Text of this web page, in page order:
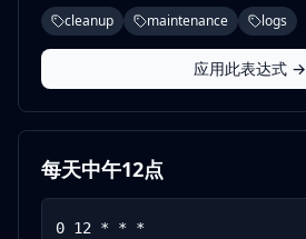
cleanup maintenance logs
应用此表达式 →
每天中午12点
0 12 * * *